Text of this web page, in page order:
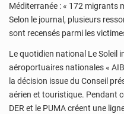
Méditerranée : « 172 migrants
Selon le journal, plusieurs
sont recensés parmi les
Le quotidien national Le Soleil
aéroportuaires nationales «
la décision issue du Conseil
aérien et touristique. Pendant
DER et le PUMA créent une